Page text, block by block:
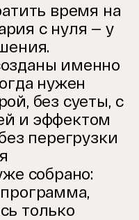
время на
с нуля — у
именно
нужен
без суеты, с
и эффектом
перегрузки
собрано:
только